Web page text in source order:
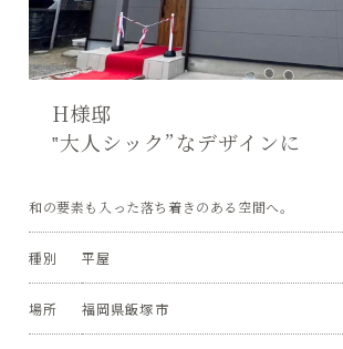
H様邸
‟大人シック”なデザインに
和の要素も入った落ち着きのある空間へ。
種別 平屋
場所 福岡県飯塚市